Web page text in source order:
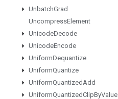
UnbatchGrad
UncompressElement
UnicodeDecode
UnicodeEncode
UniformDequantize
UniformQuantize
UniformQuantizedAdd
UniformQuantizedClipByValue